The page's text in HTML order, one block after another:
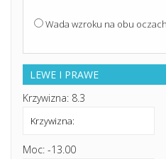
Wada wzroku na obu
LEWE I PRAWE
Krzywizna: 8.3
Moc: -13.00